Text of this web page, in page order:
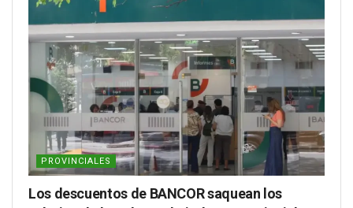
PROVINCIALES
Los descuentos de BANCOR saquean los